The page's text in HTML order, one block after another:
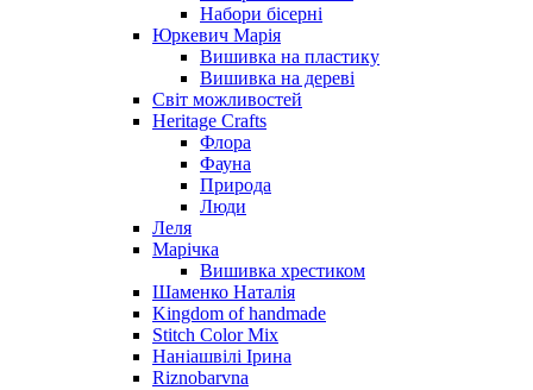
Набори бісерні
Юркевич Марія
Вишивка на пластику
Вишивка на дереві
Світ можливостей
Heritage Crafts
Флора
Фауна
Природа
Люди
Леля
Марічка
Вишивка хрестиком
Шаменко Наталія
Kingdom of handmade
Stitch Color Mix
Наніашвілі Ірина
Riznobarvna